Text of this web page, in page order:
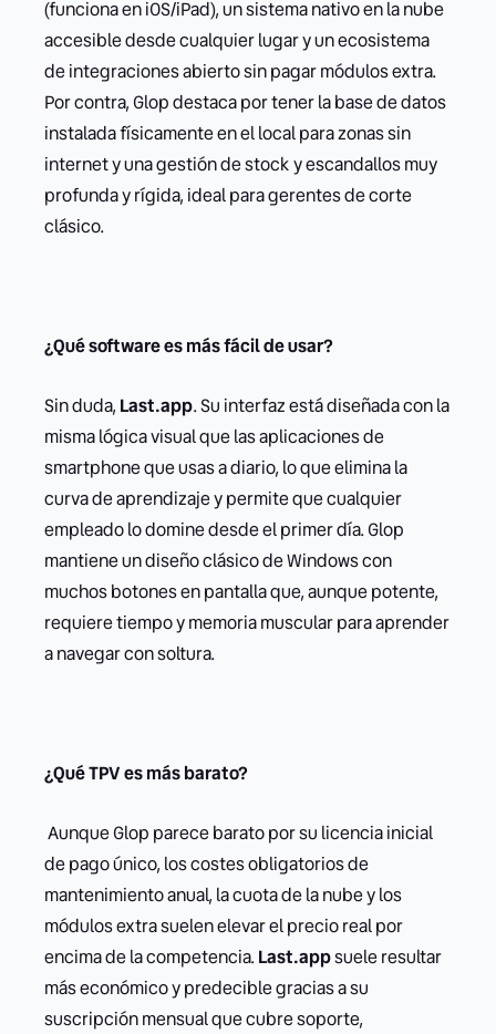
(funciona en iOS/iPad), un sistema nativo en la nube
accesible desde cualquier lugar y un ecosistema
de integraciones abierto sin pagar módulos extra.
Por contra, Glop destaca por tener la base de datos
instalada físicamente en el local para zonas sin
internet y una gestión de stock y escandallos muy
profunda y rígida, ideal para gerentes de corte
clásico.
¿Qué software es más fácil de usar?
Sin duda, Last.app. Su interfaz está diseñada con la
misma lógica visual que las aplicaciones de
smartphone que usas a diario, lo que elimina la
curva de aprendizaje y permite que cualquier
empleado lo domine desde el primer día. Glop
mantiene un diseño clásico de Windows con
muchos botones en pantalla que, aunque potente,
requiere tiempo y memoria muscular para aprender
a navegar con soltura.
¿Qué TPV es más barato?
Aunque Glop parece barato por su licencia inicial
de pago único, los costes obligatorios de
mantenimiento anual, la cuota de la nube y los
módulos extra suelen elevar el precio real por
encima de la competencia.Last.appsuele resultar
más económico y predecible gracias a su
suscripción mensual que cubre soporte,